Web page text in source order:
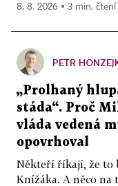
8. 8. 2026 ▪ 3 min. čtení
PETR
„Prolhaný
stáda“. Proč
vláda vedená
opovrhoval
Někteří říkají, že to
Knížáka. A něco na